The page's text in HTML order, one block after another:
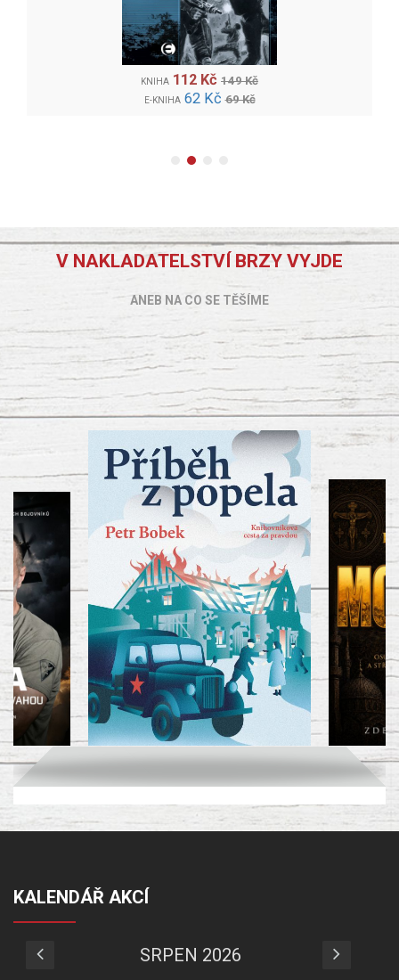
KNIHA 112 Kč 149 Kč
E-KNIHA 62 Kč 69 Kč
V NAKLADATELSTVÍ BRZY VYJDE
ANEB NA CO SE TĚŠÍME
KALENDÁŘ AKCÍ
SRPEN 2026